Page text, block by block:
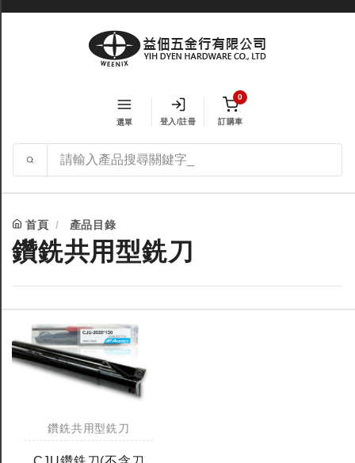
選單 登入/註冊
0
訂購車
首頁 產品目錄
鑽銑共用型銑刀
鑽銑共用型銑刀